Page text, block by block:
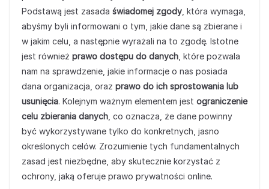
Podstawą jest zasada świadomej zgody , która wymaga,
abyśmy byli informowani o tym, jakie dane są zbierane i
w jakim celu, a następnie wyrażali na to zgodę. Istotne
jest również prawo dostępu do danych , które pozwala
nam na sprawdzenie, jakie informacje o nas posiada
dana organizacja, oraz prawo do ich sprostowania lub
usunięcia. Kolejnym ważnym elementem jest ograniczenie
celu zbierania danych , co oznacza, że dane powinny
być wykorzystywane tylko do konkretnych, jasno
określonych celów. Zrozumienie tych fundamentalnych
zasad jest niezbędne, aby skutecznie korzystać z
ochrony, jaką oferuje prawo prywatności online.